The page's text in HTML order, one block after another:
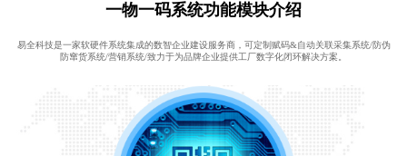
一物一码系统功能模块介绍
易全科技是一家软硬件系统集成的数智企业建设服务商，可定制赋码&自动关联采集系统/防伪
防窜货系统/营销系统/致力于为品牌企业提供工厂数字化闭环解决方案。